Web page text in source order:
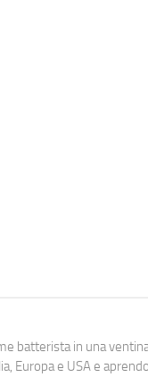
batterista in una
Europa e USA e